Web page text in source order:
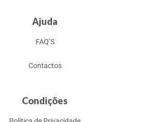
Ajuda
FAQ’S
Contactos
Condições